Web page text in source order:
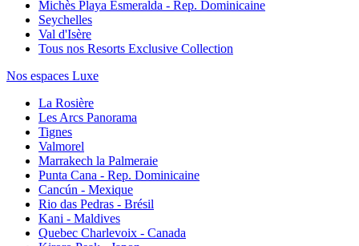
Michès Playa Esmeralda - Rep. Dominicaine
Seychelles
Val d'Isère
Tous nos Resorts Exclusive Collection
Nos espaces Luxe
La Rosière
Les Arcs Panorama
Tignes
Valmorel
Marrakech la Palmeraie
Punta Cana - Rep. Dominicaine
Cancún - Mexique
Rio das Pedras - Brésil
Kani - Maldives
Quebec Charlevoix - Canada